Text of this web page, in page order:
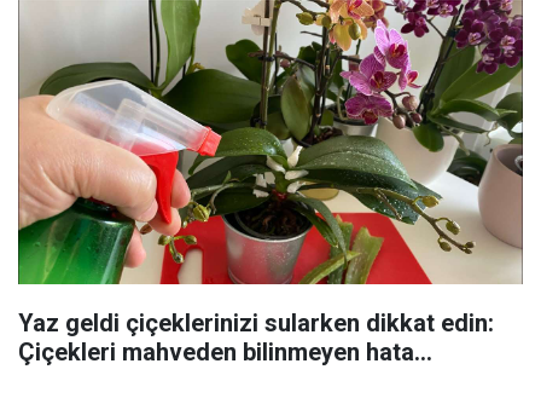
Yaz geldi çiçeklerinizi sularken dikkat edin:
Çiçekleri mahveden bilinmeyen hata...